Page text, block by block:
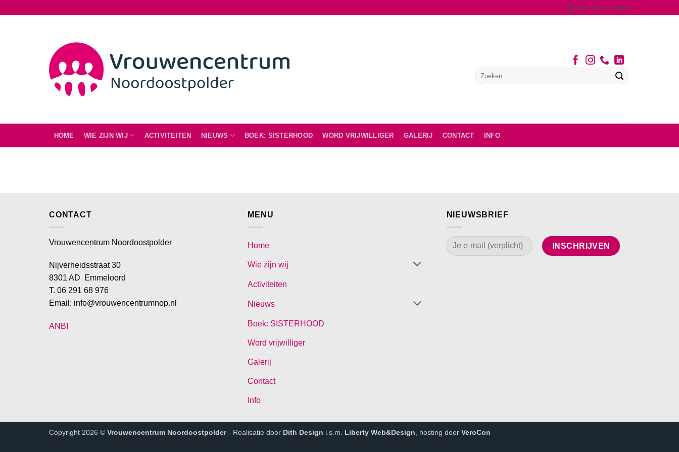
Blijf op de hoogte!
HOME WIE ZIJN WIJ ACTIVITEITEN NIEUWS BOEK: SISTERHOOD WORD VRIJWILLIGER GALERIJ CONTACT INFO
CONTACT
Vrouwencentrum Noordoostpolder
Nijverheidsstraat 30
8301 AD Emmeloord
T. 06 291 68 976
Email: info@vrouwencentrumnop.nl
ANBI
MENU
Home
Wie zijn wij
Activiteiten
Nieuws
Boek: SISTERHOOD
Word vrijwilliger
Galerij
Contact
Info
NIEUWSBRIEF
Copyright 2026 © Vrouwencentrum Noordoostpolder- Realisatie door Dith Design i.s.m. Liberty Web&Design , hosting door VeroCon